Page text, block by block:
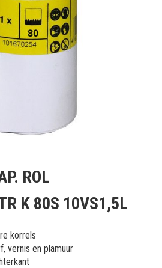
ROL
K 80S 10VS1,5L
korrels
vernis en plamuur